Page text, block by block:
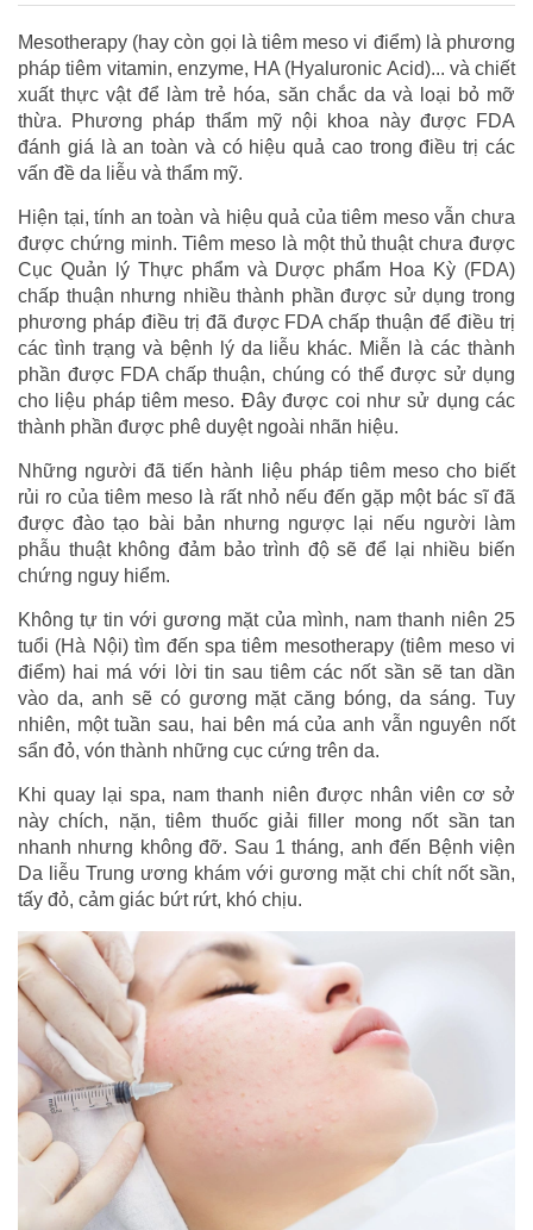
Mesotherapy (hay còn gọi là tiêm meso vi điểm) là phương
pháp tiêm vitamin, enzyme, HA (Hyaluronic Acid)... và chiết
xuất thực vật để làm trẻ hóa, săn chắc da và loại bỏ mỡ
thừa. Phương pháp thẩm mỹ nội khoa này được FDA
đánh giá là an toàn và có hiệu quả cao trong điều trị các
vấn đề da liễu và thẩm mỹ.
Hiện tại, tính an toàn và hiệu quả của tiêm meso vẫn chưa
được chứng minh. Tiêm meso là một thủ thuật chưa được
Cục Quản lý Thực phẩm và Dược phẩm Hoa Kỳ (FDA)
chấp thuận nhưng nhiều thành phần được sử dụng trong
phương pháp điều trị đã được FDA chấp thuận để điều trị
các tình trạng và bệnh lý da liễu khác. Miễn là các thành
phần được FDA chấp thuận, chúng có thể được sử dụng
cho liệu pháp tiêm meso. Đây được coi như sử dụng các
thành phần được phê duyệt ngoài nhãn hiệu.
Những người đã tiến hành liệu pháp tiêm meso cho biết
rủi ro của tiêm meso là rất nhỏ nếu đến gặp một bác sĩ đã
được đào tạo bài bản nhưng ngược lại nếu người làm
phẫu thuật không đảm bảo trình độ sẽ để lại nhiều biến
chứng nguy hiểm.
Không tự tin với gương mặt của mình, nam thanh niên 25
tuổi (Hà Nội) tìm đến spa tiêm mesotherapy (tiêm meso vi
điểm) hai má với lời tin sau tiêm các nốt sần sẽ tan dần
vào da, anh sẽ có gương mặt căng bóng, da sáng. Tuy
nhiên, một tuần sau, hai bên má của anh vẫn nguyên nốt
sẩn đỏ, vón thành những cục cứng trên da.
Khi quay lại spa, nam thanh niên được nhân viên cơ sở
này chích, nặn, tiêm thuốc giải filler mong nốt sần tan
nhanh nhưng không đỡ. Sau 1 tháng, anh đến Bệnh viện
Da liễu Trung ương khám với gương mặt chi chít nốt sần,
tấy đỏ, cảm giác bứt rứt, khó chịu.